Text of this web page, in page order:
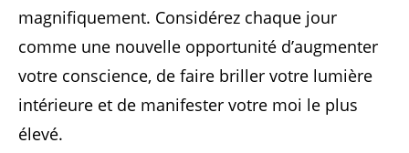
magnifiquement. Considérez chaque jour
comme une nouvelle opportunité d’augmenter
votre conscience, de faire briller votre lumière
intérieure et de manifester votre moi le plus
élevé.